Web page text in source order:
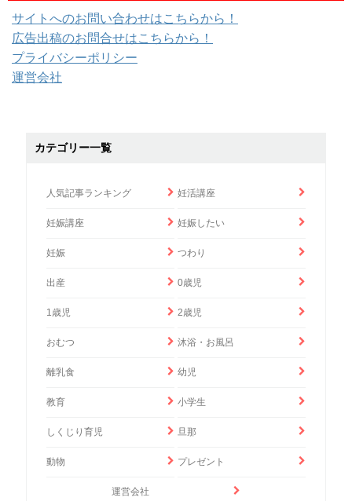
サイトへのお問い合わせはこちらから！
広告出稿のお問合せはこちらから！
プライバシーポリシー
運営会社
カテゴリー一覧
人気記事ランキング 妊活講座
妊娠講座 妊娠したい
妊娠 つわり
出産 0歳児
1歳児 2歳児
おむつ 沐浴・お風呂
離乳食 幼児
教育 小学生
しくじり育児 旦那
動物 プレゼント
運営会社